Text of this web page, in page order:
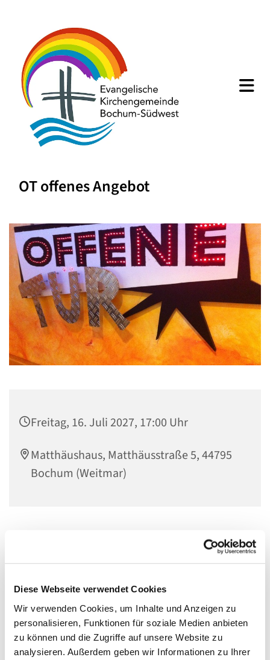
Diese Webseite verwendet Cookies
Wir verwenden Cookies, um Inhalte und Anzeigen zu
personalisieren, Funktionen für soziale Medien anbieten
zu können und die Zugriffe auf unsere Website zu
analysieren. Außerdem geben wir Informationen zu Ihrer
OT offenes Angebot
Freitag, 16. Juli 2027, 17:00 Uhr
Matthäushaus, Matthäusstraße 5, 44795
Bochum (Weitmar)